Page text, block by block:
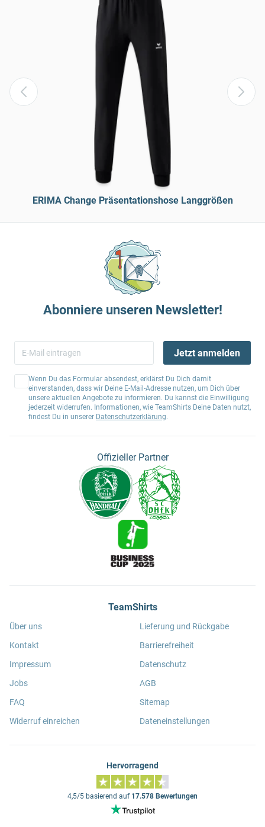
ERIMA Change Präsentationshose Langgrößen
Abonniere unseren Newsletter!
Jetzt anmelden
Wenn Du das Formular absendest, erklärst Du Dich damit
einverstanden, dass wir Deine E-Mail-Adresse nutzen, um Dich über
unsere aktuellen Angebote zu informieren. Du kannst die Einwilligung
jederzeit widerrufen. Informationen, wie TeamShirts Deine Daten nutzt,
findest Du in unserer Datenschutzerklärung.
Offizieller Partner
TeamShirts
Über uns
Kontakt
Impressum
Jobs
FAQ
Widerruf einreichen
Lieferung und Rückgabe
Barrierefreiheit
Datenschutz
AGB
Sitemap
Dateneinstellungen
Hervorragend
4,5/5 basierend auf 17.578 Bewertungen